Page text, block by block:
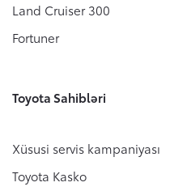
Land Cruiser 300
Fortuner
Toyota Sahibləri
Xüsusi servis kampaniyası
Toyota Kasko